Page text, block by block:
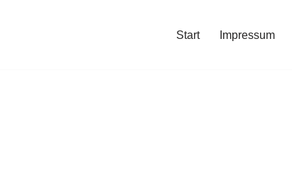
Start Impressum